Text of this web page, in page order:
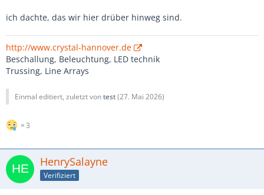
ich dachte, das wir hier drüber hinweg sind.
http://www.crystal-hannover.de
Beschallung, Beleuchtung, LED technik
Trussing, Line Arrays
Einmal editiert, zuletzt vontest(27. Mai 2026)
3
HenrySalayne
Verifiziert